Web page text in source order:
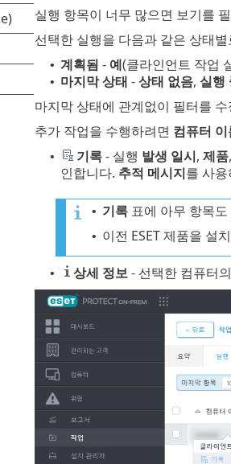
실행 항목이 너무 많으면 보기를
선택한 실행을 다음과 같은 상태
• 계획됨 - 예(클라인언트 작업
• 마지막 상태 -상태 없음, 실행
마지막 상태에 관계없이 필터를
추가 작업을 수행하려면 컴퓨터 이
• 기록- 실행 발생 일시, 제품,
인합니다. 추적 메시지를 사
• 기록표에 아무 항목도
• 이전 ESET 제품을 설
• 상세 정보- 선택한 컴퓨터의